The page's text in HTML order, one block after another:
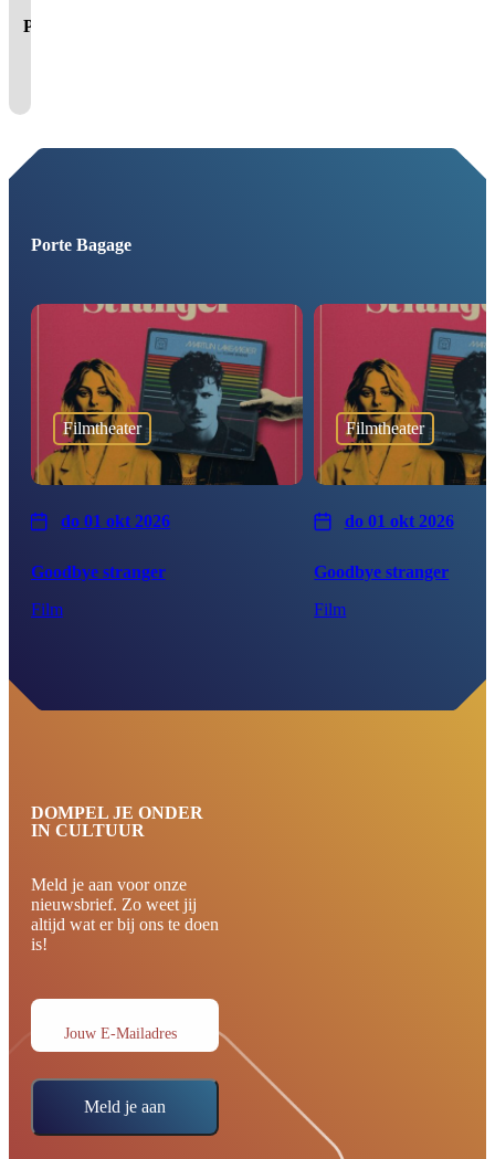
Pas
Porte Bagage
Filmtheater
do 01 okt 2026
Goodbye stranger
Film
Filmtheater
do 01 okt 2026
Goodbye stranger
Film
DOMPEL JE ONDER
IN CULTUUR
Meld je aan voor onze
nieuwsbrief. Zo weet jij
altijd wat er bij ons te doen
is!
Jouw E-Mailadres
Meld je aan